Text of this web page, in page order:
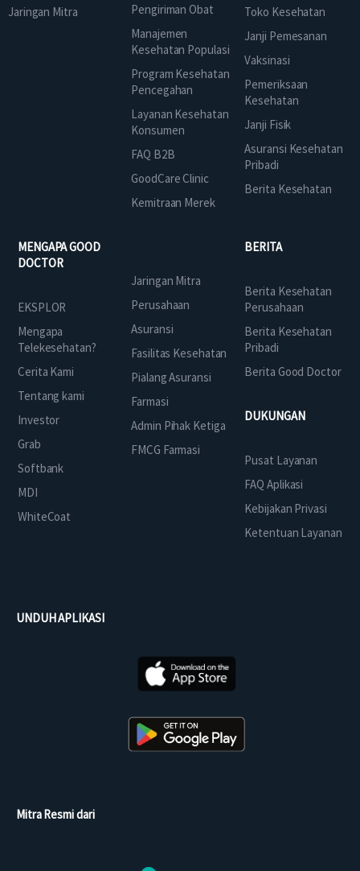
Jaringan Mitra
Pengiriman Obat
Manajemen
Kesehatan Populasi
Program Kesehatan
Pencegahan
Layanan Kesehatan
Konsumen
FAQ B2B
GoodCare Clinic
Kemitraan Merek
Toko Kesehatan
Janji Pemesanan
Vaksinasi
Pemeriksaan
Kesehatan
Janji Fisik
Asuransi Kesehatan
Pribadi
Berita Kesehatan
MENGAPA GOOD
DOCTOR
EKSPLOR
Mengapa
Telekesehatan?
Cerita Kami
Tentang kami
Investor
Grab
Softbank
MDI
WhiteCoat
Jaringan Mitra
Perusahaan
Asuransi
Fasilitas Kesehatan
Pialang Asuransi
Farmasi
Admin Pihak Ketiga
FMCG Farmasi
BERITA
Berita Kesehatan
Perusahaan
Berita Kesehatan
Pribadi
Berita Good Doctor
DUKUNGAN
Pusat Layanan
FAQ Aplikasi
Kebijakan Privasi
Ketentuan Layanan
UNDUH APLIKASI
Mitra Resmi dari